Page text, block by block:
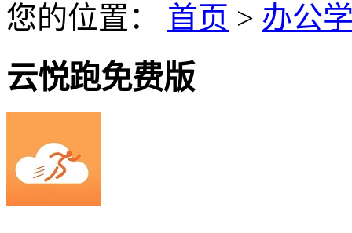
您的位置： 首页 > 办公
云悦跑免费版